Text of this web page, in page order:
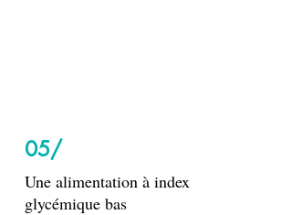
05/
Une alimentation à index
glycémique bas